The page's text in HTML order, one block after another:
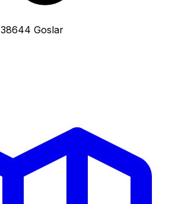
38644 Goslar